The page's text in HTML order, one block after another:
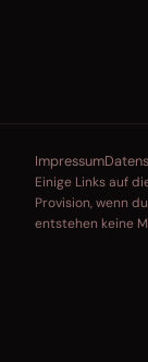
Impressum
Einige Links auf
Provision, wenn
entstehen keine